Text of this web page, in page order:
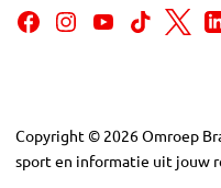
Copyright © 2026Omroep
sport en informatie uit jouw